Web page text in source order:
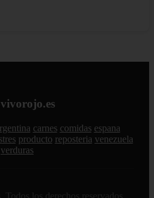
carnes comidas espana
producto reposteria venezuela
verduras